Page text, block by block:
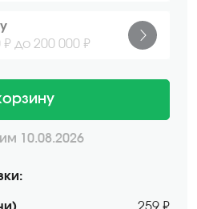
до 200 000 ₽
10.08.2026
259 ₽